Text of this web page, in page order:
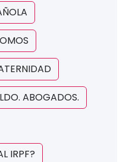
ABOGADOS.
IRPF?